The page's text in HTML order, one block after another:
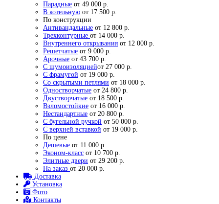
Парадные от 49 000 р.
В котельную от 17 500 р.
По конструкции
Антивандальные от 12 800 р.
Трехконтурные от 14 000 р.
Внутреннего открывания от 12 000 р.
Решетчатые от 9 000 р.
Арочные от 43 700 р.
С шумоизоляциейот 27 000 р.
С фрамугой от 19 000 р.
Со скрытыми петлями от 18 000 р.
Одностворчатые от 24 800 р.
Двустворчатые от 18 500 р.
Взломостойкие от 16 000 р.
Нестандартные от 20 800 р.
С бугельной ручкой от 50 000 р.
С верхней вставкой от 19 000 р.
По цене
Дешевые от 11 000 р.
Эконом-класс от 10 700 р.
Элитные двери от 29 200 р.
На заказ от 20 000 р.
Доставка
Установка
Фото
Контакты